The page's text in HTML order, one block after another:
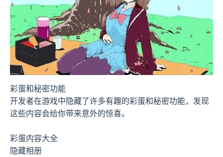
彩蛋和秘密功能
开发者在游戏中隐藏了许多有趣的彩蛋和秘密功能，发现
这些内容会给你带来意外的惊喜。
彩蛋内容大全
隐藏相册